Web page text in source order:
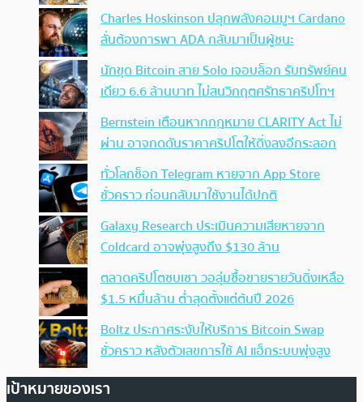
Charles Hoskinson ปลุกพลังคอมมูฯ Cardano
ลั่นต้องการพา ADA กลับมาเป็นผู้ชนะ
นักขุด Bitcoin สาย Solo เจอบล็อก รับทรัพย์คน
เดียว 6.6 ล้านบาท ไม่สนวิกฤตศรัทธาคริปโทฯ
Bernstein เตือนหากกฎหมาย CLARITY Act ไม่
ผ่าน อาจกดดันราคาคริปโตให้ดิ่งลงอีกระลอก
ทั่วโลกช็อก Telegram หายจาก App Store
ชั่วคราว ก่อนกลับมาใช้งานได้ปกติ
Galaxy Research ประเมินความเสียหายจาก
Coldcard อาจพุ่งสูงถึง $130 ล้าน
ตลาดคริปโตซบเซา วอลุ่มซื้อขายรายวันดิ่งเหลือ
$1.5 หมื่นล้าน ต่ำสุดตั้งแต่ต้นปี 2026
Boltz ประกาศระงับให้บริการ Bitcoin Swap
ชั่วคราว หลังตัวเลขการใช้ AI แฮ็กระบบพุ่งสูง
เป้าหมายของเรา